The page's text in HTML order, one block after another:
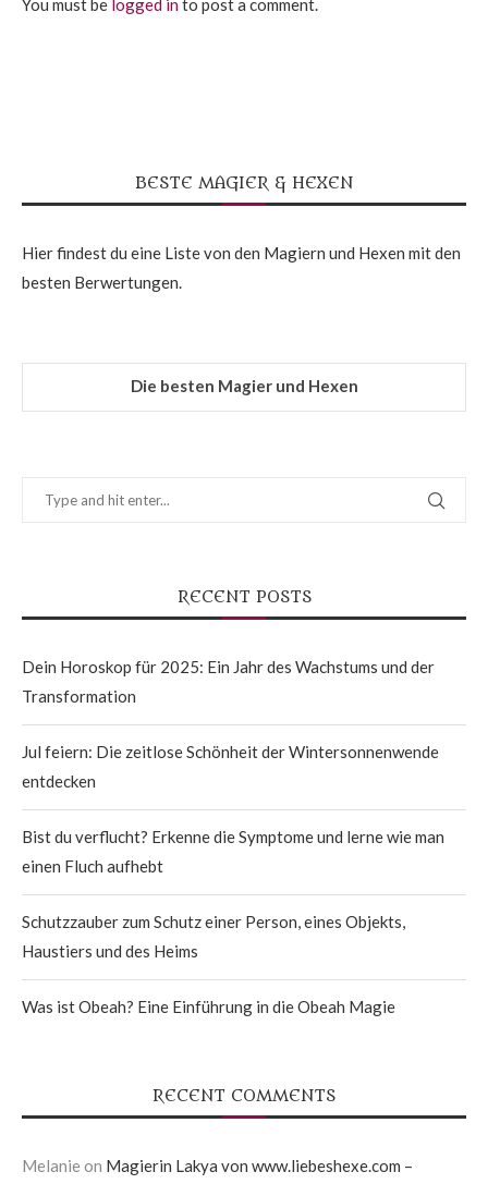
You must be logged into post a comment.
BESTE MAGIER & HEXEN
Hier findest du eine Liste von den Magiern und Hexen mit den
besten Berwertungen.
Die besten Magier und Hexen
RECENT POSTS
Dein Horoskop für 2025: Ein Jahr des Wachstums und der
Transformation
Jul feiern: Die zeitlose Schönheit der Wintersonnenwende
entdecken
Bist du verflucht? Erkenne die Symptome und lerne wie man
einen Fluch aufhebt
Schutzzauber zum Schutz einer Person, eines Objekts,
Haustiers und des Heims
Was ist Obeah? Eine Einführung in die Obeah Magie
RECENT COMMENTS
Melanie on Magierin Lakya von www.liebeshexe.com –